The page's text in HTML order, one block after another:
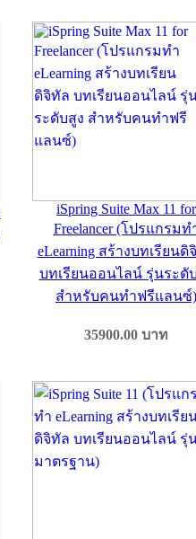
iSpring Suite Max 11 for
Freelancer (โปรแกรมท
eLearning สร้างบทเรียนดิ
บทเรียนออนไลน์ รุ่นระดั
สำหรับคนทำฟรีแลนซ์)
35900.00 บาท